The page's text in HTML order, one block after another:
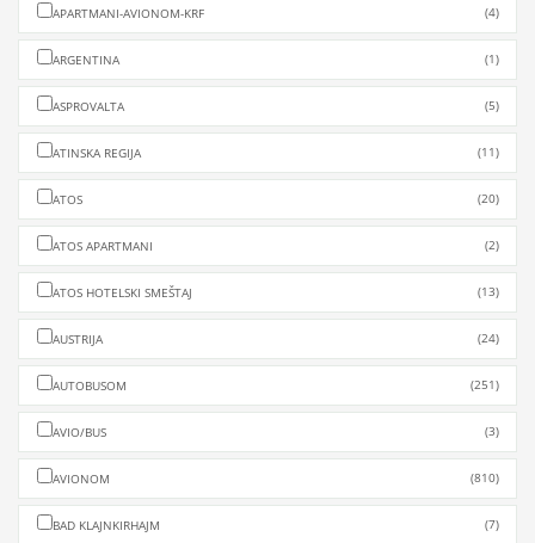
APARTMANI-AVIONOM-KRF (4)
ARGENTINA (1)
ASPROVALTA (5)
ATINSKA REGIJA (11)
ATOS (20)
ATOS APARTMANI (2)
ATOS HOTELSKI SMEŠTAJ (13)
AUSTRIJA (24)
AUTOBUSOM (251)
AVIO/BUS (3)
AVIONOM (810)
BAD KLAJNKIRHAJM (7)